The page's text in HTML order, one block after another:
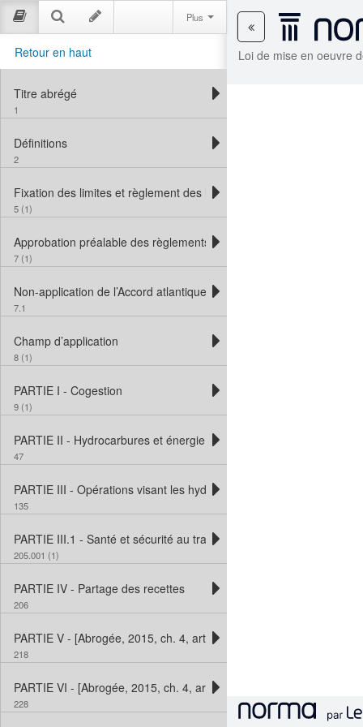
Loi de mise en oeuvre
Plus
Retour en haut
Titre abrégé
1
Définitions
2
Fixation des limites et règlement des litiges
5 (1)
Approbation préalable des règlements
7 (1)
Non-application de l’Accord atlantique
7.1
Champ d’application
8 (1)
PARTIE I - Cogestion
9 (1)
PARTIE II - Hydrocarbures et énergie renouvelable extracôtière
47
PARTIE III - Opérations visant les hydrocarbures et l’énergie
135
PARTIE III.1 - Santé et sécurité au travail
205.001 (1)
PARTIE IV - Partage des recettes
206
PARTIE V - [Abrogée, 2015, ch. 4, art. 69]
218
PARTIE VI - [Abrogée, 2015, ch. 4, art. 69]
228